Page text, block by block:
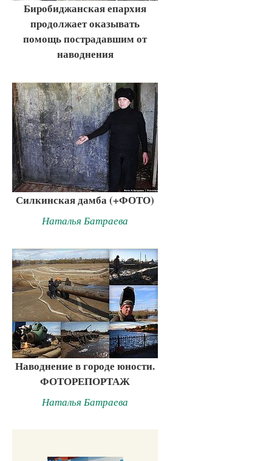
Биробиджанская епархия
продолжает оказывать
помощь пострадавшим от
наводнения
Силкинская дамба (+ФОТО)
Наталья Батраева
Наводнение в городе юности.
ФОТОРЕПОРТАЖ
Наталья Батраева